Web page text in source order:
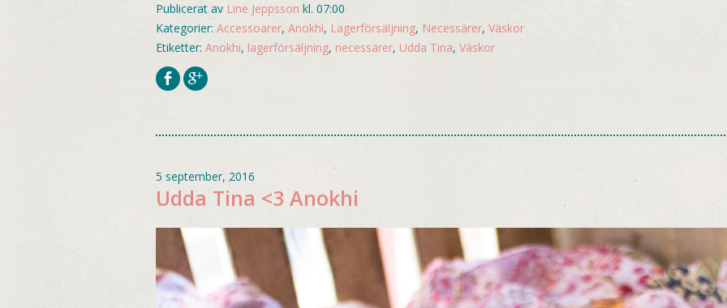
Publicerat av Line Jeppsson kl. 07:00
Kategorier: Accessoarer, Anokhi, Lagerförsäljning, Necessärer, Väskor
Etiketter: Anokhi, lagerförsäljning, necessärer, Udda Tina, Väskor
5 september, 2016
Udda Tina <3 Anokhi